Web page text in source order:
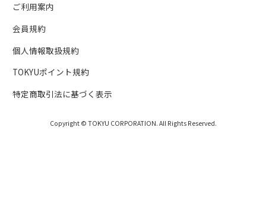
ご利用案内
会員規約
個人情報取扱規約
TOKYUポイント規約
特定商取引法に基づく表示
Copyright © TOKYU CORPORATION. All Rights Reserved.